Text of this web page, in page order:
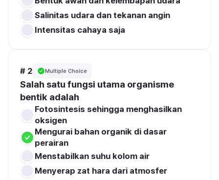
Salinitas udara dan tekanan angin
Intensitas cahaya saja
# 2 Multiple Choice
Salah satu fungsi utama organisme
bentik adalah
Fotosintesis sehingga menghasilkan
oksigen
Mengurai bahan organik di dasar
perairan
Menstabilkan suhu kolom air
Menyerap zat hara dari atmosfer